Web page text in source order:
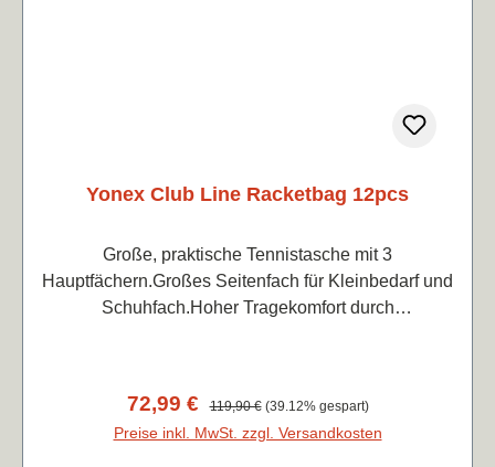
Yonex Club Line Racketbag 12pcs
Große, praktische Tennistasche mit 3
Hauptfächern.Großes Seitenfach für Kleinbedarf und
Schuhfach.Hoher Tragekomfort durch
Verkaufspreis:
72,99 € Regulärer Preis:
119,90 € (39.12% gespart)
Preise inkl. MwSt. zzgl. Versandkosten